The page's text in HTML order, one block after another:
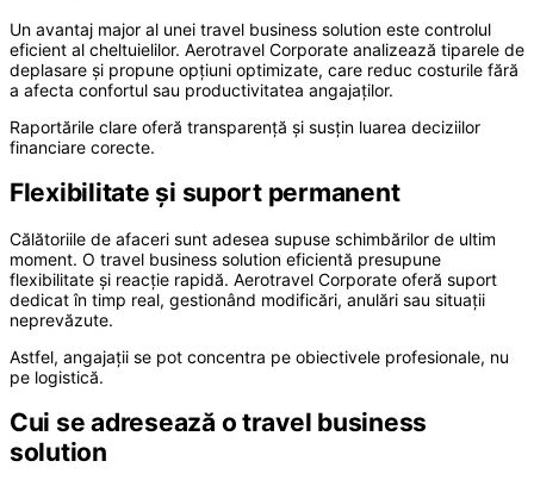
Un avantaj major al unei travel business solution este controlul
eficient al cheltuielilor. Aerotravel Corporate analizează tiparele de
deplasare și propune opțiuni optimizate, care reduc costurile fără
a afecta confortul sau productivitatea angajaților.
Raportările clare oferă transparență și susțin luarea deciziilor
financiare corecte.
Flexibilitate și suport permanent
Călătoriile de afaceri sunt adesea supuse schimbărilor de ultim
moment. O travel business solution eficientă presupune
flexibilitate și reacție rapidă. Aerotravel Corporate oferă suport
dedicat în timp real, gestionând modificări, anulări sau situații
neprevăzute.
Astfel, angajații se pot concentra pe obiectivele profesionale, nu
pe logistică.
Cui se adresează o travel business
solution